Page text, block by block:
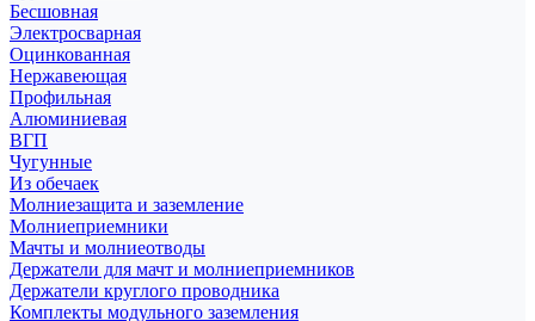
Бесшовная
Электросварная
Оцинкованная
Нержавеющая
Профильная
Алюминиевая
ВГП
Чугунные
Из обечаек
Молниезащита и заземление
Молниеприемники
Мачты и молниеотводы
Держатели для мачт и молниеприемников
Держатели круглого проводника
Комплекты модульного заземления